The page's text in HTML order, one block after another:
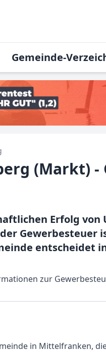
Gemeinde-
(Markt) -
Erfolg
entscheidet
zur
in Mittelfranken,